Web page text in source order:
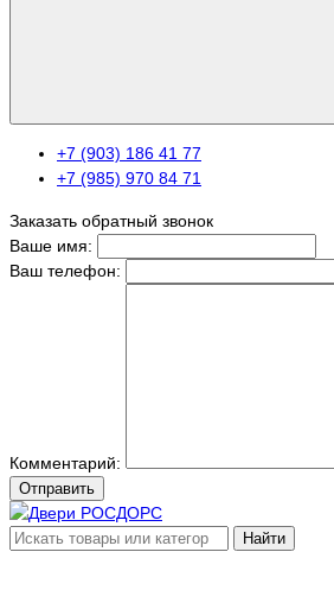
+7 (903) 186 41 77
+7 (985) 970 84 71
Заказать обратный звонок
Ваше имя:
Ваш телефон:
Комментарий:
Отправить
Найти